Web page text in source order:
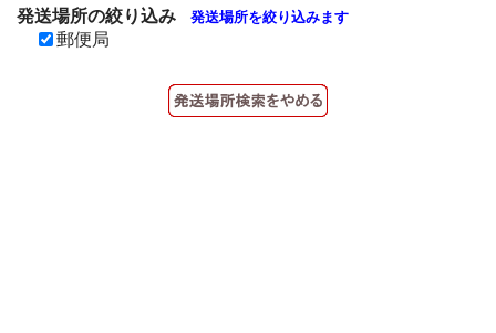
発送場所の絞り込み 発送場所を絞り込みます
郵便局